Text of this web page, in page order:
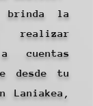
brinda la
realizar
cuentas
desde tu
Laniakea,